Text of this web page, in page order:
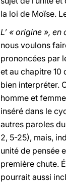
la loi de Moïse.
L’ « origine »,
nous voulons
prononcées par
et au chapitre 10
bien interpréter.
homme et
inséré dans le
autres paroles
2, 5-25), mais,
unité de pensée
première chute.
pourrait aussi